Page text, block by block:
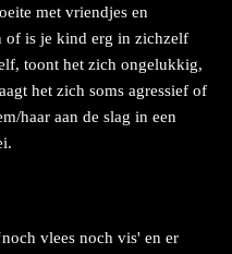
met vriendjes en
of is je kind erg in zichzelf
toont het zich ongelukkig,
het zich soms agressief of
haar aan de slag in een
vlees noch vis' en er